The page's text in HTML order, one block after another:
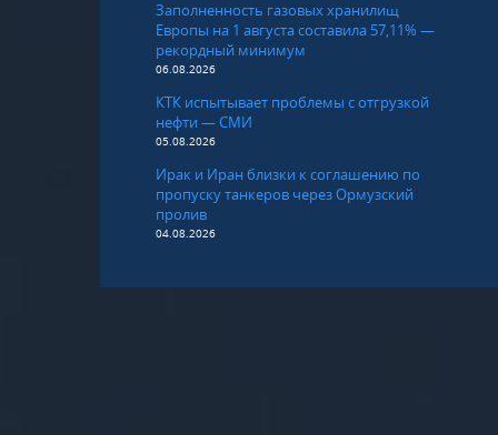
Заполненность газовых хранилищ
Европы на 1 августа составила 57,11% —
рекордный минимум
06.08.2026
КТК испытывает проблемы с отгрузкой
нефти — СМИ
05.08.2026
Ирак и Иран близки к соглашению по
пропуску танкеров через Ормузский
пролив
04.08.2026